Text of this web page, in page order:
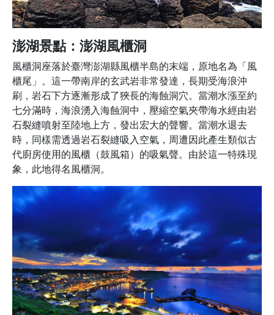
澎湖景點：澎湖風櫃洞
風櫃洞座落於臺灣澎湖縣風櫃半島的末端，原地名為「風
櫃尾」。這一帶南岸的玄武岩非常發達，長期受海浪沖
刷，岩石下方逐漸形成了狹長的海蝕洞穴。當潮水漲至約
七分滿時，海浪湧入海蝕洞中，壓縮空氣夾帶海水經由岩
石裂縫噴射至陸地上方，發出宏大的聲響。當潮水退去
時，同樣需透過岩石裂縫吸入空氣，周遭因此產生類似古
代廚房使用的風櫃（鼓風箱）的吸氣聲。由於這一特殊現
象，此地得名風櫃洞。